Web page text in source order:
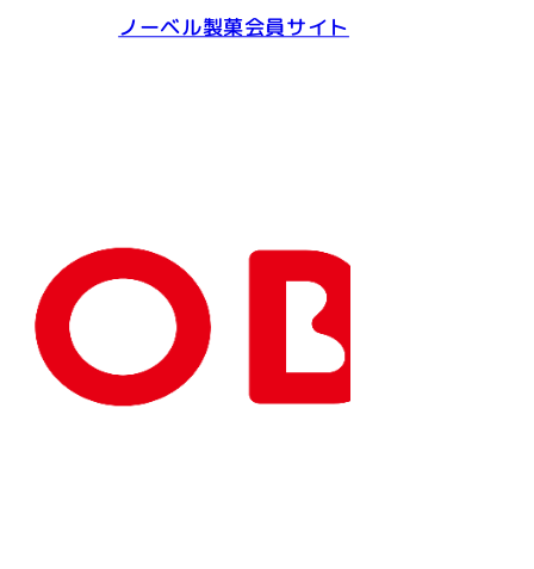
ノーベル製菓会員サイト